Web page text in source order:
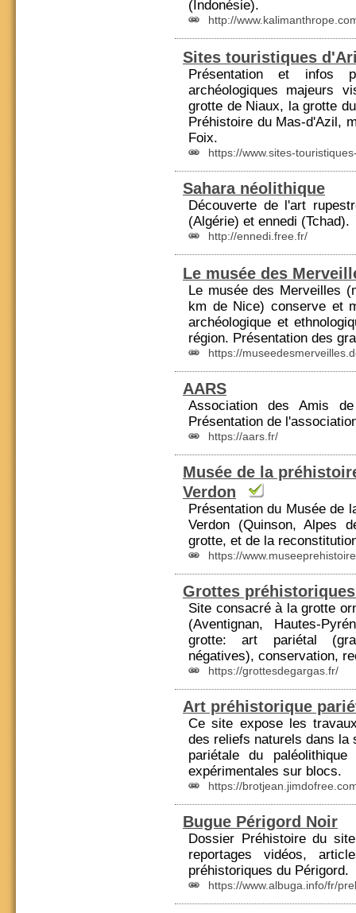
(Indonésie).
http://
Sites touristiques
Présentation et infos
archéologiques majeurs
grotte de Niaux, la grotte
Préhistoire du Mas-d'Azil,
Foix.
https://www.sites-
Sahara néolithique
Découverte de l'art
(Algérie) et ennedi (Tchad).
http://ennedi.free.fr/
Le musée des
Le musée des Merveilles
km de Nice) conserve et
archéologique et
région. Présentation des
https://
AARS
Association des Amis
Présentation de
https://aars.fr/
Musée de la
Verdon
Présentation du Musée de
Verdon (Quinson, Alpes
grotte, et de la
https://
Grottes
Site consacré à la grotte
(Aventignan, Hautes-
grotte: art pariétal
négatives), conservation,
https://grottesdegargas.fr/
Art préhistorique
Ce site expose les
des reliefs naturels dans la
pariétale du paléolithique
expérimentales sur blocs.
https://
Bugue Périgord Noir
Dossier Préhistoiredu site
reportages vidéos,
préhistoriques du Périgord.
https://www.albuga.info/fr/